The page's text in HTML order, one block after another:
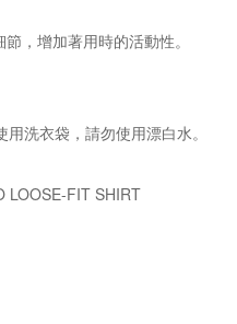
，增加著用時的活動性。
洗衣袋，請勿使用漂白水。
LOOSE-FIT SHIRT